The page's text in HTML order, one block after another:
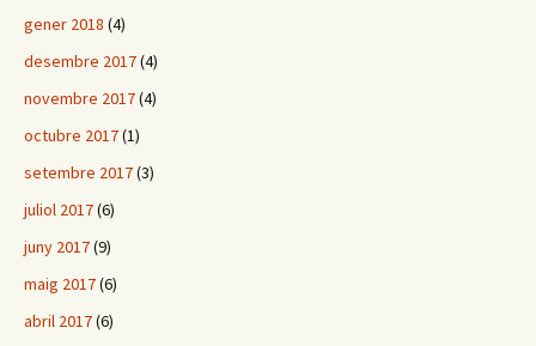
gener 2018 (4)
desembre 2017(4)
novembre 2017(4)
octubre 2017(1)
setembre 2017(3)
juliol 2017(6)
juny 2017(9)
maig 2017(6)
abril 2017(6)